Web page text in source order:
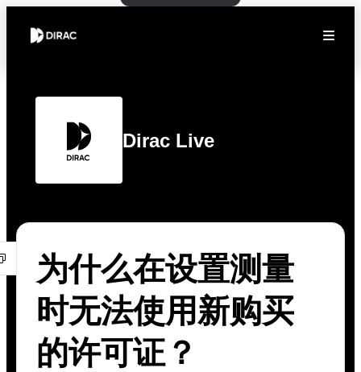
Dirac Live
为什么在设置测量
时无法使用新购买
的许可证？